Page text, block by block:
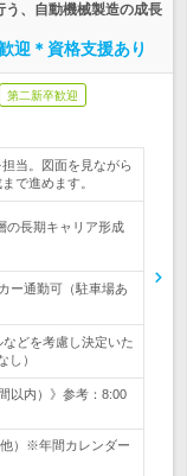
う、自動機械製造の成長
迎＊資格支援あり
第二新卒歓迎
当。図面を見ながら
で進めます。
の長期キャリア形成
ー通勤可（駐車場あ
どを考慮し決定いた
し）
以内）》参考：8:00
他）※年間カレンダー